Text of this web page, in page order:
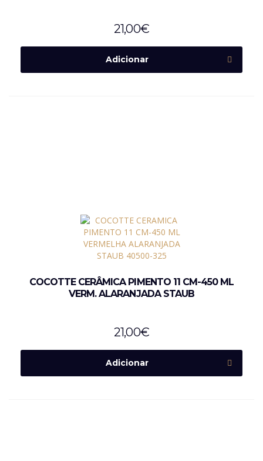
21,00€
Adicionar
COCOTTE CERÂMICA PIMENTO 11 CM-450 ML
VERM. ALARANJADA STAUB
21,00€
Adicionar